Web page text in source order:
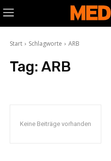
Start Schlagworte ARB
Tag: ARB
Keine Beiträge vorhanden